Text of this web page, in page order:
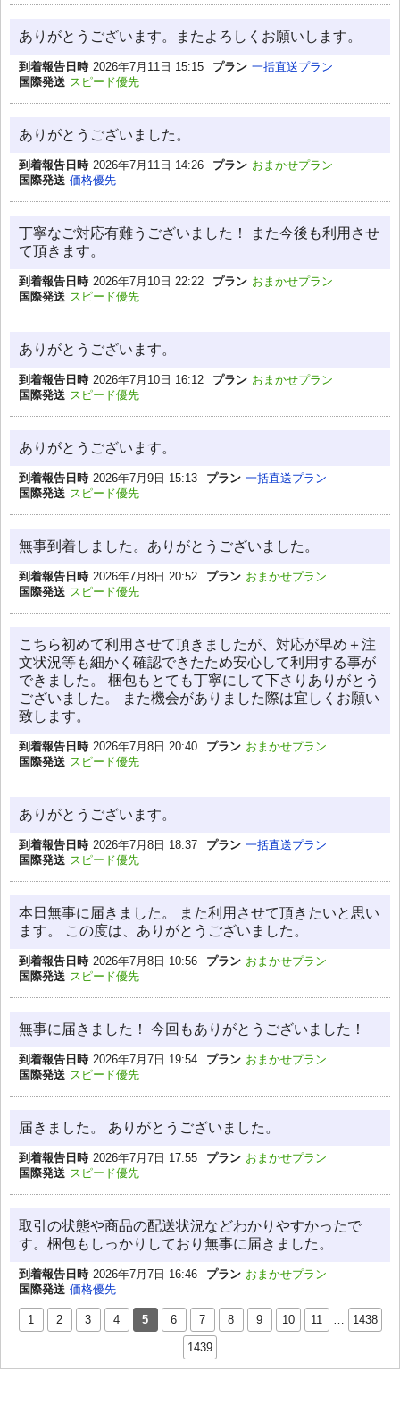
ありがとうございます。またよろしくお願いします。
到着報告日時 2026年7月11日 15:15 プラン 一括直送プラン
国際発送 スピード優先
ありがとうございました。
到着報告日時 2026年7月11日 14:26 プラン おまかせプラン
国際発送 価格優先
丁寧なご対応有難うございました！ また今後も利用させ
て頂きます。
到着報告日時 2026年7月10日 22:22 プラン おまかせプラン
国際発送 スピード優先
ありがとうございます。
到着報告日時 2026年7月10日 16:12 プラン おまかせプラン
国際発送 スピード優先
ありがとうございます。
到着報告日時 2026年7月9日 15:13 プラン 一括直送プラン
国際発送 スピード優先
無事到着しました。ありがとうございました。
到着報告日時 2026年7月8日 20:52 プラン おまかせプラン
国際発送 スピード優先
こちら初めて利用させて頂きましたが、対応が早め＋注
文状況等も細かく確認できたため安心して利用する事が
できました。 梱包もとても丁寧にして下さりありがとう
ございました。 また機会がありました際は宜しくお願い
致します。
到着報告日時 2026年7月8日 20:40 プラン おまかせプラン
国際発送 スピード優先
ありがとうございます。
到着報告日時 2026年7月8日 18:37 プラン 一括直送プラン
国際発送 スピード優先
本日無事に届きました。 また利用させて頂きたいと思い
ます。 この度は、ありがとうございました。
到着報告日時 2026年7月8日 10:56 プラン おまかせプラン
国際発送 スピード優先
無事に届きました！ 今回もありがとうございました！
到着報告日時 2026年7月7日 19:54 プラン おまかせプラン
国際発送 スピード優先
届きました。 ありがとうございました。
到着報告日時 2026年7月7日 17:55 プラン おまかせプラン
国際発送 スピード優先
取引の状態や商品の配送状況などわかりやすかったで
す。梱包もしっかりしており無事に届きました。
到着報告日時 2026年7月7日 16:46 プラン おまかせプラン
国際発送 価格優先
1 2 3 4 5 6 7 8 9 10 11 … 1438
1439